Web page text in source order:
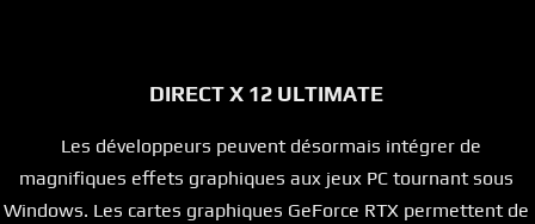
DIRECT X 12 ULTIMATE
Les développeurs peuvent désormais intégrer de
magnifiques effets graphiques aux jeux PC tournant sous
Windows. Les cartes graphiques GeForce RTX permettent de